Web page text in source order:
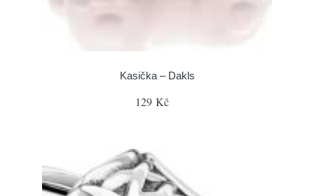
Kasička – Dakls
129 Kč